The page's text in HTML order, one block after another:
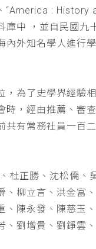
“America : History
庫中 ，並自民國九
內外知名學人進行
，為了史學界經驗
時，經由推薦、審
共有常務社員一百
杜正勝、沈松僑、
、柳立言、洪金富
、陳永發、陳慈玉
、劉增貴、劉錚雲